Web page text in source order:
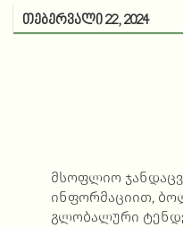
თებერვალი 22, 2024
მსოფლიო
ინფორმაციით,
გლობალური